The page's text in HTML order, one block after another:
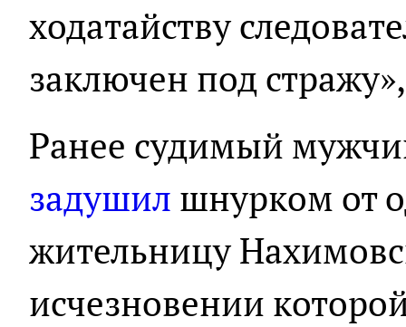
ходатайству
заключен под
Ранее судимый
задушил шнурком от
жительницу
исчезновении